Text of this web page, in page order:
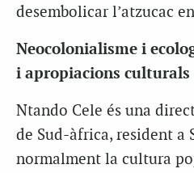
desembolicar l’atzucac
Neocolonialisme i
i apropiacions culturals
Ntando Cele és una
de Sud-àfrica, resident a
normalment la cultura